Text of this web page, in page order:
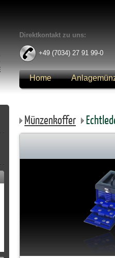
Direktkontakt zu uns:
+49 (7034) 27 91 99-0
Home
Münzenkoffer